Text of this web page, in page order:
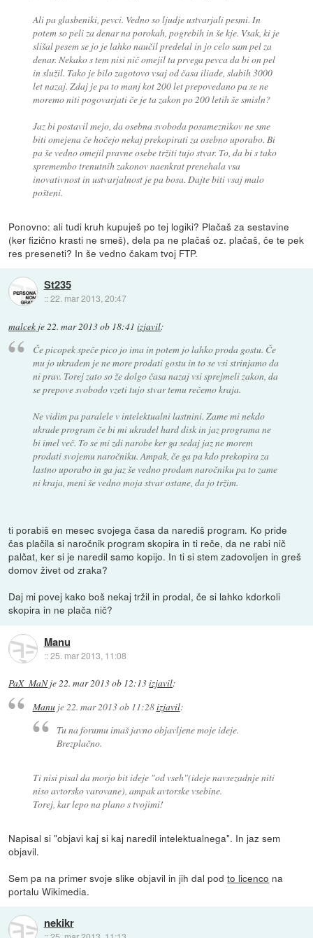
Ali pa glasbeniki, pevci. Vedno so ljudje ustvarjali pesmi. In
potem so peli za denar na porokah, pogrebih in še kje. Vsak, ki je
slišal pesem se jo je lahko naučil predelal in jo celo sam pel za
denar. Nekako s tem nisi nič omejil ta prvega pevca da bi on pel
in služil. Tako je bilo zagotovo vsaj od časa iliade, slabih 3000
let nazaj. Zdaj je pa to manj kot 200 let prepovedano pa se ne
moremo niti pogovarjati če je ta zakon po 200 letih še smisln?
Jaz bi postavil mejo, da osebna svoboda posameznikov ne sme
biti omejena če hočejo nekaj prekopirati za osebno uporabo. Bi
pa še vedno omejil pravne osebe tržiti tujo stvar. To, da bi s tako
spremembo trenutnih zakonov naenkrat prenehala vsa
inovativnost in ustvarjalnost je pa bosa. Dajte biti vsaj malo
pošteni.
Ponovno: ali tudi kruh kupuješ po tej logiki? Plačaš za sestavine
(ker fizično krasti ne smeš), dela pa ne plačaš oz. plačaš, če te pek
res preseneti? In še vedno čakam tvoj FTP.
St235
::22. mar 2013, 20:47
malcek je22. mar 2013 ob 18:41 izjavil:
Če picopek speče pico jo ima in potem jo lahko proda gostu. Če
mu jo ukradem je ne more prodati gostu in to se vsi strinjamo da
ni prav. Torej zato so že dolgo časa nazaj vsi sprejmeli zakon, da
se prepove svobodo vzeti tujo stvar temu rečemo kraja.
Ne vidim pa paralele v intelektualni lastnini. Zame mi nekdo
ukrade program če bi mi ukradel hard disk in jaz programa ne
bi imel več. To se mi zdi narobe ker ga sedaj jaz ne morem
prodati svojemu naročniku. Ampak, če ga pa kdo prekopira za
lastno uporabo in ga jaz še vedno prodam naročniku pa to zame
ni kraja, meni še vedno moja stvar ostane, da jo tržim.
ti porabiš en mesec svojega časa da narediš program. Ko pride
čas plačila si naročnik program skopira in ti reče, da ne rabi nič
palčat, ker si je naredil samo kopijo. In ti si stem zadovoljen in greš
domov živet od zraka?
Daj mi povej kako boš nekaj tržil in prodal, če si lahko kdorkoli
skopira in ne plača nič?
Manu
::25. mar 2013, 11:08
PaX_MaNje22. mar 2013 ob 12:13izjavil:
Manuje22. mar 2013 ob 11:28izjavil:
Tu na forumu imaš javno objavljene moje ideje.
Brezplačno.
Ti nisi pisal da morjo bit ideje "od vseh"(ideje navsezadnje niti
niso avtorsko varovane), ampak avtorske vsebine.
Torej, kar lepo na plano s tvojimi!
Napisal si "objavi kaj si kaj naredil intelektualnega". In jaz sem
objavil.
Sem pa na primer svoje slike objavil in jih dal podto licenco na
portalu Wikimedia.
nekikr